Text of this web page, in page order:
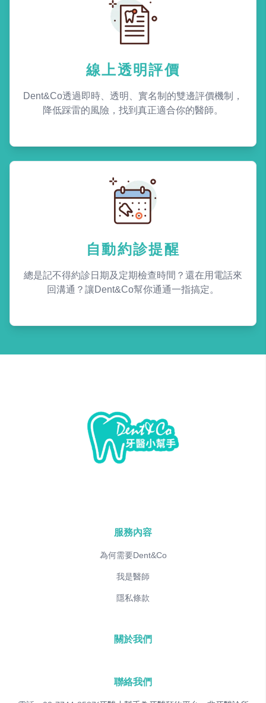
線上透明評價
Dent&Co透過即時、透明、實名制的雙邊評價機制，
降低踩雷的風險，找到真正適合你的醫師。
自動約診提醒
總是記不得約診日期及定期檢查時間？還在用電話來
回溝通？讓Dent&Co幫你通通一指搞定。
服務內容
為何需要Dent&Co
我是醫師
隱私條款
關於我們
聯絡我們